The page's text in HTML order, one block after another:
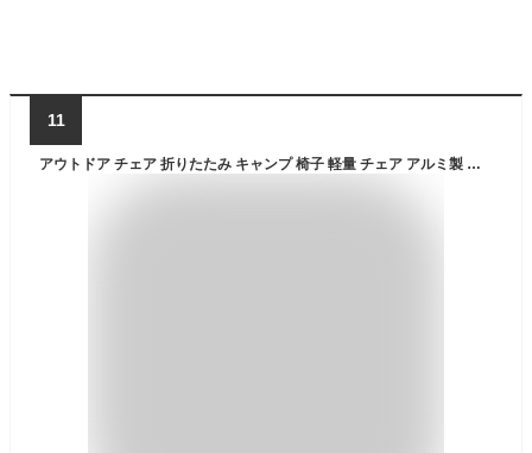
11
アウトドア チェア 折りたたみ キャンプ 椅子 軽量 チェア アルミ製 コンパクト ポータブルチェア 折りたたみチェア キャンプ バーベキュー BBQ お花見 いす ポータブル アウトドアチェア 収納ポーチ付 1年保証 ●[送料無料]